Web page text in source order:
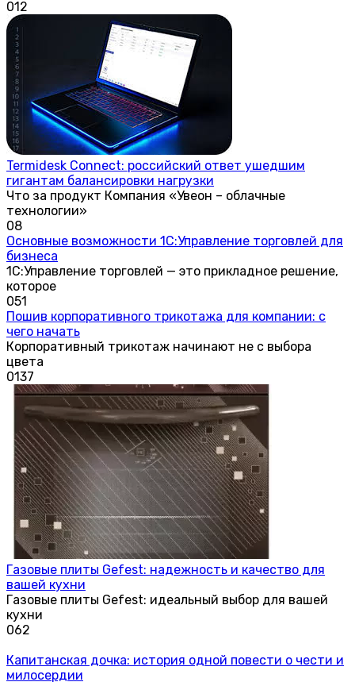
012
Termidesk Connect: российский ответ ушедшим
гигантам балансировки нагрузки
Что за продукт Компания «Увеон – облачные
технологии»
08
Основные возможности 1С:Управление торговлей для
бизнеса
1С:Управление торговлей — это прикладное решение,
которое
051
Пошив корпоративного трикотажа для компании: с
чего начать
Корпоративный трикотаж начинают не с выбора
цвета
0137
Газовые плиты Gefest: надежность и качество для
вашей кухни
Газовые плиты Gefest: идеальный выбор для вашей
кухни
062
Капитанская дочка: история одной повести о чести и
милосердии